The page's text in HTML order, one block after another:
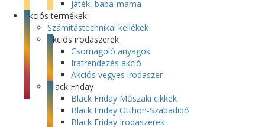
Játék, baba-mama
Akciós termékek
Számítástechnikai kellékek
Akciós irodaszerek
Csomagoló anyagok
Iratrendezés akció
Akciós vegyes irodaszer
Black Friday
Black Friday Műszaki cikkek
Black Friday Otthon-Szabadidő
Black Friday Irodaszerek